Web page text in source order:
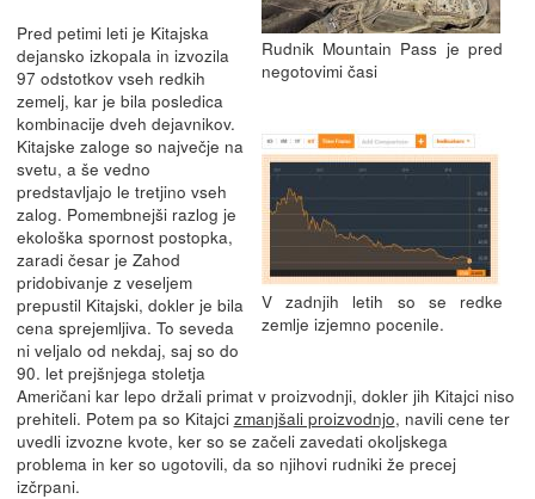
Rudnik Mountain Pass je pred
negotovimi časi
V zadnjih letih so se redke
zemlje izjemno pocenile.
Pred petimi leti je Kitajska
dejansko izkopala in izvozila
97 odstotkov vseh redkih
zemelj, kar je bila posledica
kombinacije dveh dejavnikov.
Kitajske zaloge so največje na
svetu, a še vedno
predstavljajo le tretjino vseh
zalog. Pomembnejši razlog je
ekološka spornost postopka,
zaradi česar je Zahod
pridobivanje z veseljem
prepustil Kitajski, dokler je bila
cena sprejemljiva. To seveda
ni veljalo od nekdaj, saj so do
90. let prejšnjega stoletja
Američani kar lepo držali primat v proizvodnji, dokler jih Kitajci niso
prehiteli. Potem pa so Kitajci zmanjšali proizvodnjo, navili cene ter
uvedli izvozne kvote, ker so se začeli zavedati okoljskega
problema in ker so ugotovili, da so njihovi rudniki že precej
izčrpani.